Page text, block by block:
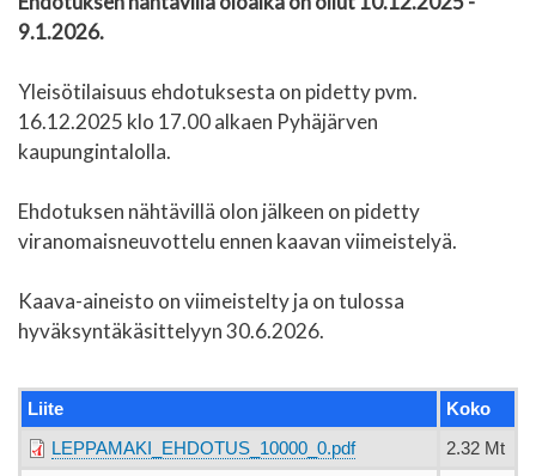
9.1.2026.
Yleisötilaisuus ehdotuksesta on pidetty pvm.
16.12.2025 klo 17.00 alkaen Pyhäjärven
kaupungintalolla.
Ehdotuksen nähtävillä olon jälkeen on pidetty
viranomaisneuvottelu ennen kaavan viimeistelyä.
Kaava-aineisto on viimeistelty ja on tulossa
hyväksyntäkäsittelyyn 30.6.2026.
Liite Koko
LEPPAMAKI_EHDOTUS_10000_0.pdf 2.32 Mt